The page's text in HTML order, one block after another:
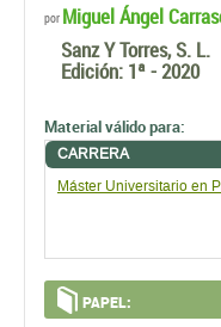
por Miguel Ángel
Sanz Y Torres, S. L.
Edición: 1ª - 2020
Material válido para:
CARRERA
Máster Universitario en
PAPEL: